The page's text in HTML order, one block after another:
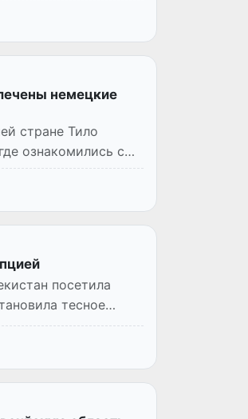
немецкие
стране Тило
ознакомились с
посетила
тесное